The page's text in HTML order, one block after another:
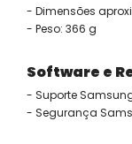
- Dimensões
- Peso: 366 g
Software e
- Suporte
- Segurança